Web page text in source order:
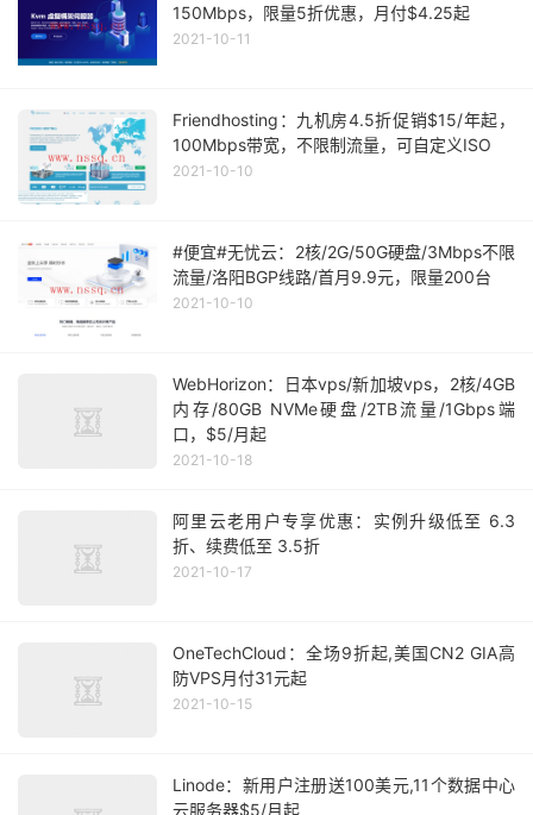
150Mbps，限量5折优惠，月付$4.25起
2021-10-11
Friendhosting：九机房4.5折促销$15/年起，
100Mbps带宽，不限制流量，可自定义ISO
2021-10-10
#便宜#无忧云：2核/2G/50G硬盘/3Mbps不限
流量/洛阳BGP线路/首月9.9元，限量200台
2021-10-10
WebHorizon：日本vps/新加坡vps，2核/4GB
内存/80GB NVMe硬盘/2TB流量/1Gbps端
口，$5/月起
2021-10-18
阿里云老用户专享优惠：实例升级低至 6.3
折、续费低至 3.5折
2021-10-17
OneTechCloud：全场9折起,美国CN2 GIA高
防VPS月付31元起
2021-10-15
Linode：新用户注册送100美元,11个数据中心
云服务器$5/月起